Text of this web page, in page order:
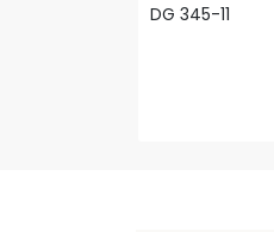
DG 345-11